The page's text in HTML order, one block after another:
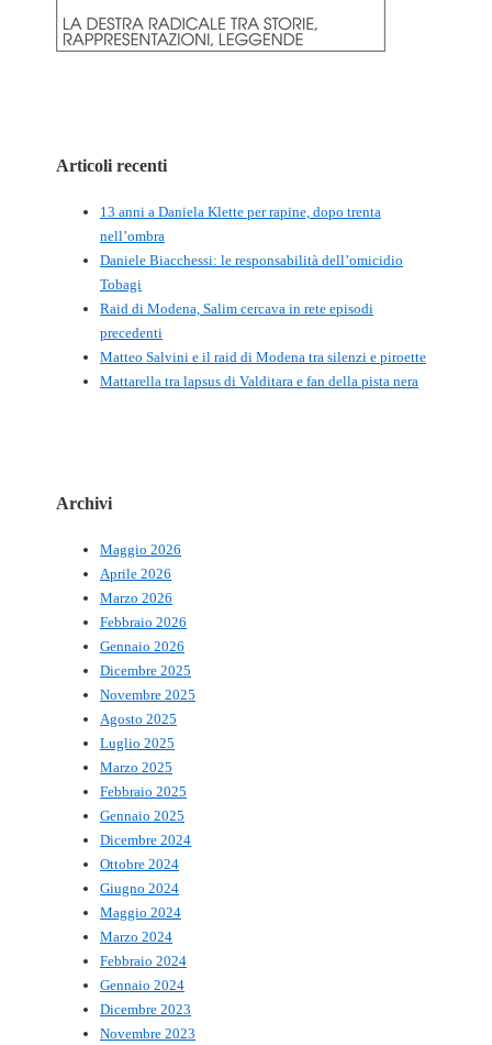
Articoli recenti
13 anni a Daniela Klette per rapine, dopo trenta
nell’ombra
Daniele Biacchessi: le responsabilità dell’omicidio
Tobagi
Raid di Modena, Salim cercava in rete episodi
precedenti
Matteo Salvini e il raid di Modena tra silenzi e piroette
Mattarella tra lapsus di Valditara e fan della pista nera
Archivi
Maggio 2026
Aprile 2026
Marzo 2026
Febbraio 2026
Gennaio 2026
Dicembre 2025
Novembre 2025
Agosto 2025
Luglio 2025
Marzo 2025
Febbraio 2025
Gennaio 2025
Dicembre 2024
Ottobre 2024
Giugno 2024
Maggio 2024
Marzo 2024
Febbraio 2024
Gennaio 2024
Dicembre 2023
Novembre 2023